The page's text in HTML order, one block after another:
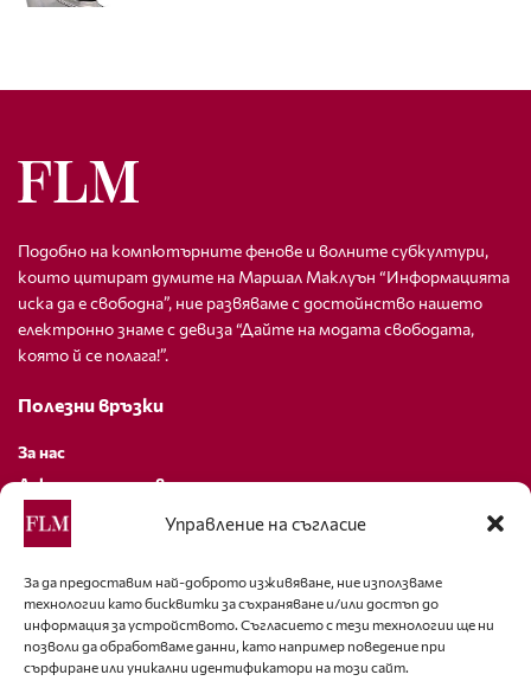
Управление на съгласие
За да предоставим най-доброто изживяване, ние използваме
технологии като бисквитки за съхраняване и/или достъп до
информация за устройството. Съгласието с тези технологии ще ни
позволи да обработваме данни, като например поведение при
сърфиране или уникални идентификатори на този сайт.
Подобно на компютърните фенове и волните субкултури,
които цитират думите на Маршал Маклуън “Информацията
иска да е свободна”, ние развяваме с достойнство нашето
електронно знаме с девиза “Дайте на модата свободата,
която й се полага!”.
Полезни връзки
За нас
Декларация за поверителност
Политика за бисквитки
За контакти
editor@fashion-lifestyle.net
+359 88 227 33 47